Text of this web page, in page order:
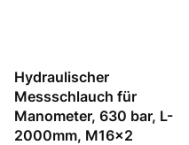
Hydraulischer
Messschlauch für
Manometer, 630 bar, L-
2000mm, M16x2